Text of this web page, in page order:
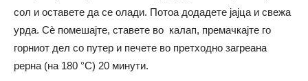
сол и оставете да се олади. Потоа додадете јајца и свежа
урда. Сѐ помешајте, ставете во калап, премачкајте го
горниот дел со путер и печете во претходно загреана
рерна (на 180 °C) 20 минути.